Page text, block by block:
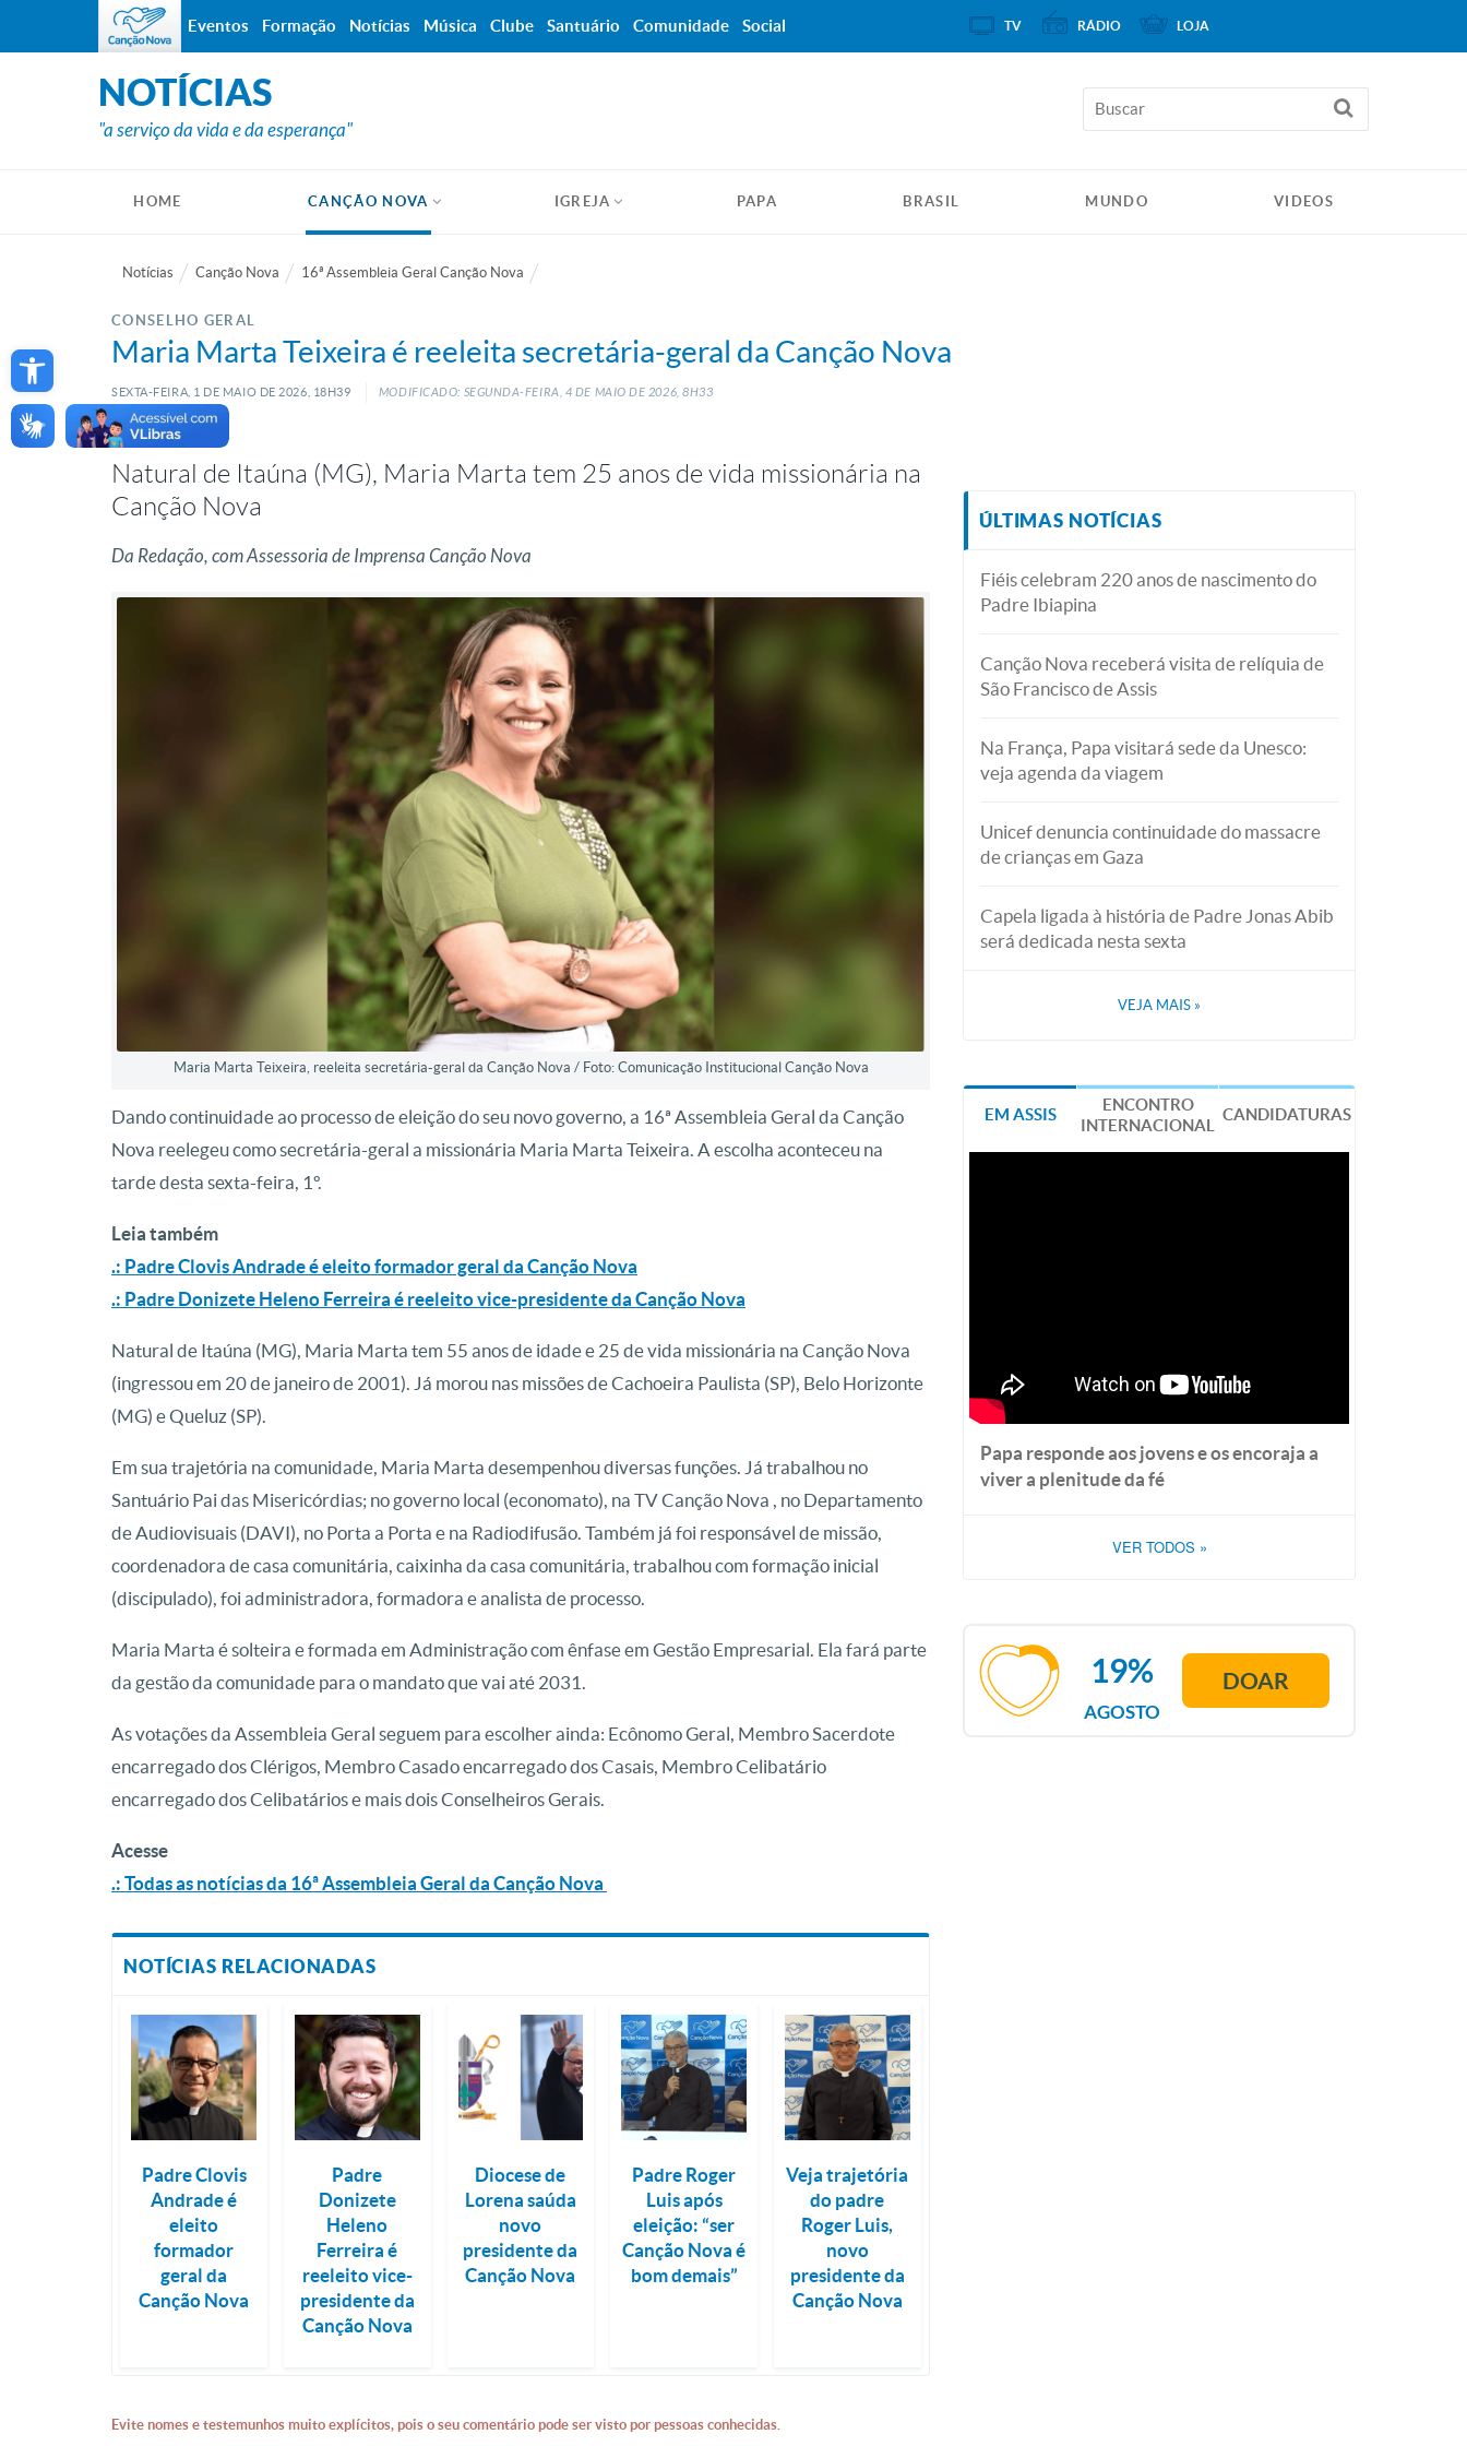
Open toolbar
NOTÍCIAS
"a serviço da vida e da esperança"
HOME CANÇÃO NOVA IGREJA PAPA BRASIL MUNDO VIDEOS
Notícias Canção Nova 16ª Assembleia Geral Canção Nova
CONSELHO GERAL
Maria Marta Teixeira é reeleita secretária-geral da Canção Nova
SEXTA-FEIRA, 1 DE MAIO DE 2026, 18H39 MODIFICADO: SEGUNDA-FEIRA, 4 DE MAIO DE 2026, 8H33
Natural de Itaúna (MG), Maria Marta tem 25 anos de vida missionária na
Canção Nova
Da Redação, com Assessoria de Imprensa Canção Nova
Maria Marta Teixeira, reeleita secretária-geral da Canção Nova / Foto: Comunicação Institucional Canção Nova
Dando continuidade ao processo de eleição do seu novo governo, a 16ª Assembleia Geral da Canção
Nova reelegeu como secretária-geral a missionária Maria Marta Teixeira. A escolha aconteceu na
tarde desta sexta-feira, 1º.
Leia também
.: Padre Clovis Andrade é eleito formador geral da Canção Nova
.: Padre Donizete Heleno Ferreira é reeleito vice-presidente da Canção Nova
Natural de Itaúna (MG), Maria Marta tem 55 anos de idade e 25 de vida missionária na Canção Nova
(ingressou em 20 de janeiro de 2001). Já morou nas missões de Cachoeira Paulista (SP), Belo Horizonte
(MG) e Queluz (SP).
Em sua trajetória na comunidade, Maria Marta desempenhou diversas funções. Já trabalhou no
Santuário Pai das Misericórdias; no governo local (economato), na TV Canção Nova , no Departamento
de Audiovisuais (DAVI), no Porta a Porta e na Radiodifusão. Também já foi responsável de missão,
coordenadora de casa comunitária, caixinha da casa comunitária, trabalhou com formação inicial
(discipulado), foi administradora, formadora e analista de processo.
Maria Marta é solteira e formada em Administração com ênfase em Gestão Empresarial. Ela fará parte
da gestão da comunidade para o mandato que vai até 2031.
As votações da Assembleia Geral seguem para escolher ainda: Ecônomo Geral, Membro Sacerdote
encarregado dos Clérigos, Membro Casado encarregado dos Casais, Membro Celibatário
encarregado dos Celibatários e mais dois Conselheiros Gerais.
Acesse
.: Todas as notícias da 16ª Assembleia Geral da Canção Nova
NOTÍCIAS RELACIONADAS
Padre Clovis
Andrade é
eleito
formador
geral da
Canção Nova
Padre
Donizete
Heleno
Ferreira é
reeleito vice-
presidente da
Canção Nova
Diocese de
Lorena saúda
novo
presidente da
Canção Nova
Padre Roger
Luis após
eleição: “ser
Canção Nova é
bom demais”
Veja trajetória
do padre
Roger Luis,
novo
presidente da
Canção Nova
Evite nomes e testemunhos muito explícitos, pois o seu comentário pode ser visto por pessoas conhecidas.
ÚLTIMAS NOTÍCIAS
Fiéis celebram 220 anos de nascimento do
Padre Ibiapina
Canção Nova receberá visita de relíquia de
São Francisco de Assis
Na França, Papa visitará sede da Unesco:
veja agenda da viagem
Unicef denuncia continuidade do massacre
de crianças em Gaza
Capela ligada à história de Padre Jonas Abib
será dedicada nesta sexta
VEJA MAIS »
EM ASSIS
ENCONTRO
INTERNACIONAL
CANDIDATURAS
Papa responde aos jovens e os encoraja a
viver a plenitude da fé
VER TODOS »
AGOSTO
19% DOAR
Eventos Formação Notícias Música Clube Santuário Comunidade Social TV RÁDIO LOJA